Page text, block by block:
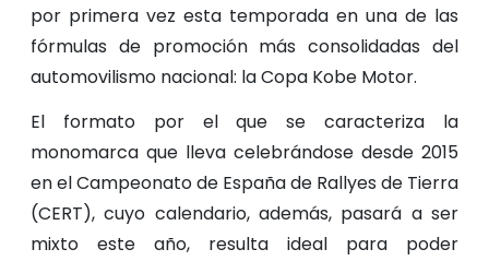
por primera vez esta temporada en una de las
fórmulas de promoción más consolidadas del
automovilismo nacional: la Copa Kobe Motor.
El formato por el que se caracteriza la
monomarca que lleva celebrándose desde 2015
en el Campeonato de España de Rallyes de Tierra
(CERT), cuyo calendario, además, pasará a ser
mixto este año, resulta ideal para poder